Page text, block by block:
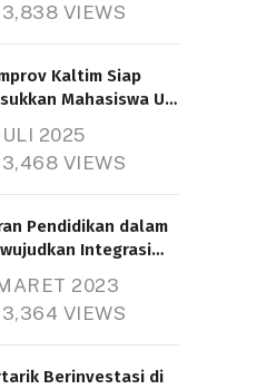
3,838 VIEWS
Kaltim Siap
Mahasiswa UT
Pendidikan
2025
3,468 VIEWS
Pendidikan dalam
Integrasi
2023
3,364 VIEWS
Berinvestasi di